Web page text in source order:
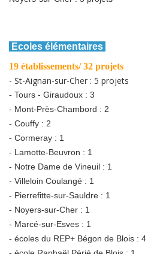
Ecoles élémentaires
19 établissements/ 32 projets
- St-Aignan-sur-Cher : 5 projets
- Tours - Giraudoux : 3
- Mont-Près-Chambord : 2
- Couffy : 2
- Cormeray : 1
- Lamotte-Beuvron : 1
- Notre Dame de Vineuil : 1
- Villeloin Coulangé : 1
- Pierrefitte-sur-Sauldre : 1
- Noyers-sur-Cher : 1
- Marcé-sur-Esves : 1
- écoles du REP+ Bégon de Blois : 4